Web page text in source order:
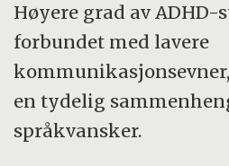
Høyere grad av
forbundet med lavere
en tydelig
språkvansker.